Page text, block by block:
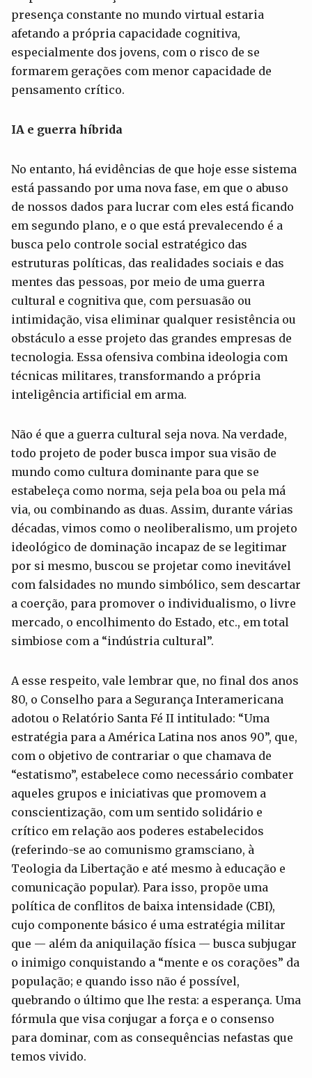
presença constante no mundo virtual estaria
afetando a própria capacidade cognitiva,
especialmente dos jovens, com o risco de se
formarem gerações com menor capacidade de
pensamento crítico.
IA e guerra híbrida
No entanto, há evidências de que hoje esse sistema
está passando por uma nova fase, em que o abuso
de nossos dados para lucrar com eles está ficando
em segundo plano, e o que está prevalecendo é a
busca pelo controle social estratégico das
estruturas políticas, das realidades sociais e das
mentes das pessoas, por meio de uma guerra
cultural e cognitiva que, com persuasão ou
intimidação, visa eliminar qualquer resistência ou
obstáculo a esse projeto das grandes empresas de
tecnologia. Essa ofensiva combina ideologia com
técnicas militares, transformando a própria
inteligência artificial em arma.
Não é que a guerra cultural seja nova. Na verdade,
todo projeto de poder busca impor sua visão de
mundo como cultura dominante para que se
estabeleça como norma, seja pela boa ou pela má
via, ou combinando as duas. Assim, durante várias
décadas, vimos como o neoliberalismo, um projeto
ideológico de dominação incapaz de se legitimar
por si mesmo, buscou se projetar como inevitável
com falsidades no mundo simbólico, sem descartar
a coerção, para promover o individualismo, o livre
mercado, o encolhimento do Estado, etc., em total
simbiose com a “indústria cultural”.
A esse respeito, vale lembrar que, no final dos anos
80, o Conselho para a Segurança Interamericana
adotou o Relatório Santa Fé II intitulado: “Uma
estratégia para a América Latina nos anos 90”, que,
com o objetivo de contrariar o que chamava de
“estatismo”, estabelece como necessário combater
aqueles grupos e iniciativas que promovem a
conscientização, com um sentido solidário e
crítico em relação aos poderes estabelecidos
(referindo-se ao comunismo gramsciano, à
Teologia da Libertação e até mesmo à educação e
comunicação popular). Para isso, propõe uma
política de conflitos de baixa intensidade (CBI),
cujo componente básico é uma estratégia militar
que — além da aniquilação física — busca subjugar
o inimigo conquistando a “mente e os corações” da
população; e quando isso não é possível,
quebrando o último que lhe resta: a esperança. Uma
fórmula que visa conjugar a força e o consenso
para dominar, com as consequências nefastas que
temos vivido.